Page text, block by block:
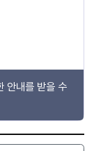
안내를 받을 수